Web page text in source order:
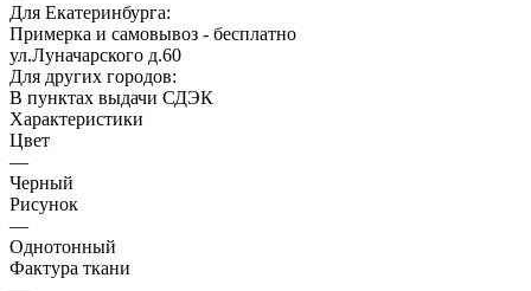
Для Екатеринбурга:
Примерка и самовывоз - бесплатно
ул.Луначарского д.60
Для других городов:
В пунктах выдачи СДЭК
Характеристики
Цвет
—
Черный
Рисунок
—
Однотонный
Фактура ткани